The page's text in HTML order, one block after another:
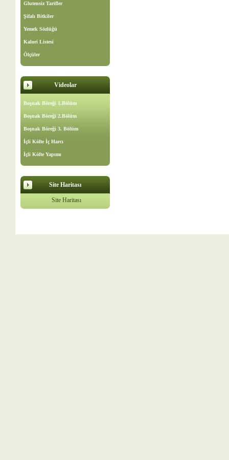
Glutensiz Tarifler
Şifalı Bitkiler
Yemek Sözlüğü
Kalori Listesi
Ölçüler
Videolar
Boşnak Böreği 1.Bölüm
Boşnak Böreği 2.Bölüm
Boşnak Böreği 3. Bölüm
İçli Köfte İç Harcı
İçli Köfte Yapımı
Site Haritası
Site Haritası